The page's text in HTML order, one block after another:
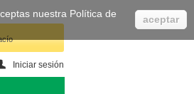
Iniciar sesión
nuestra Política de
aceptar